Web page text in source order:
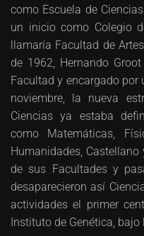
como Escuela de
un inicio como Colegio
llamaría Facultad de
de 1962, Hernando
Facultad y encargado por
noviembre, la nueva
Ciencias ya estaba
como Matemáticas,
Humanidades,
de sus Facultades y
desaparecieron así
actividades el primer
Instituto de Genética,